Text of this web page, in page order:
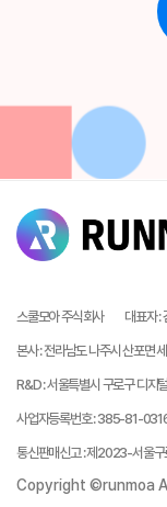
스쿨모아 주식회사 대표자:
본사:전라남도 나주시 산포면
R&D:서울특별시 구로구 디지
사업자등록번호:385-81-
통신판매신고:제2023-서울
Copyright ©runmoa